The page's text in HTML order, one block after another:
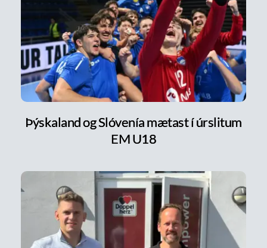
Þýskaland og Slóvenía mætast í úrslitum
EM U18